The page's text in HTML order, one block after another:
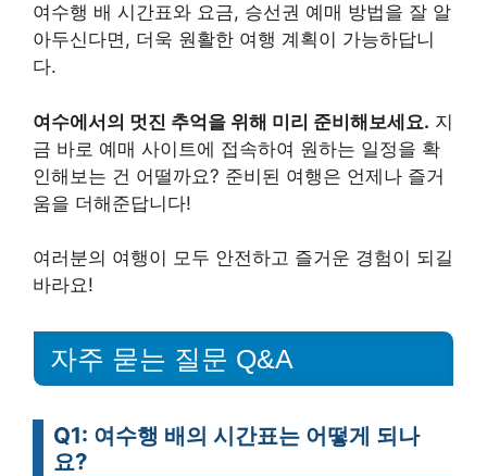
여수행 배 시간표와 요금, 승선권 예매 방법을 잘 알
아두신다면, 더욱 원활한 여행 계획이 가능하답니
다.
여수에서의 멋진 추억을 위해 미리 준비해보세요. 지
금 바로 예매 사이트에 접속하여 원하는 일정을 확
인해보는 건 어떨까요? 준비된 여행은 언제나 즐거
움을 더해준답니다!
여러분의 여행이 모두 안전하고 즐거운 경험이 되길
바라요!
자주 묻는 질문 Q&A
Q1: 여수행 배의 시간표는 어떻게 되나
요?